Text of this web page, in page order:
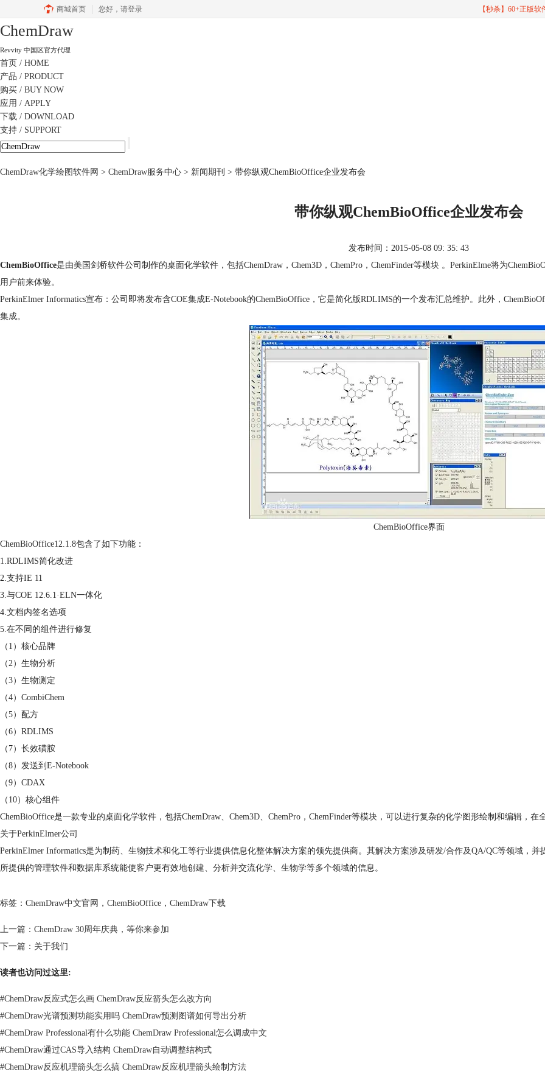
商城首页 您好， 请登录 【秒杀】60+正版
ChemDraw
Revvity 中国区官方代理
首页 / HOME
产品 / PRODUCT
购买 / BUY NOW
应用 / APPLY
下载 / DOWNLOAD
支持 / SUPPORT
ChemDraw化学绘图软件网 > ChemDraw服务中心 > 新闻期刊 > 带你纵观ChemBioOffice企业发布会
带你纵观ChemBioOffice企业发布会
发布时间：2015-05-08 09: 35: 43
ChemBioOffice是由美国剑桥软件公司制作的桌面化学软件，包括ChemDraw，Chem3D，ChemPro，ChemFinder等模块 。PerkinElme将为
用户前来体验。
PerkinElmer Informatics宣布：公司即将发布含COE集成E-Notebook的ChemBioOffice，它是简化版RDLIMS的一个发布汇总维护。此外，
集成。
ChemBioOffice界面
ChemBioOffice12.1.8包含了如下功能：
1.RDLIMS简化改进
2.支持IE 11
3.与COE 12.6.1·ELN一体化
4.文档内签名选项
5.在不同的组件进行修复
（1）核心品牌
（2）生物分析
（3）生物测定
（4）CombiChem
（5）配方
（6）RDLIMS
（7）长效磺胺
（8）发送到E-Notebook
（9）CDAX
（10）核心组件
ChemBioOffice是一款专业的桌面化学软件，包括ChemDraw、Chem3D、ChemPro，ChemFinder等模块，可以进行复杂的化学图形绘制和编辑，在
关于PerkinElmer公司
PerkinElmer Informatics是为制药、生物技术和化工等行业提供信息化整体解决方案的领先提供商。其解决方案涉及研发/合作及QA/QC等领域，
所提供的管理软件和数据库系统能使客户更有效地创建、分析并交流化学、生物学等多个领域的信息。
标签： ChemDraw中文官网 ， ChemBioOffice ， ChemDraw下载
上一篇： ChemDraw 30周年庆典，等你来参加
下一篇： 关于我们
读者也访问过这里:
#ChemDraw反应式怎么画 ChemDraw反应箭头怎么改方向
#ChemDraw光谱预测功能实用吗 ChemDraw预测图谱如何导出分析
#ChemDraw Professional有什么功能 ChemDraw Professional怎么调成中文
#ChemDraw通过CAS导入结构 ChemDraw自动调整结构式
#ChemDraw反应机理箭头怎么搞 ChemDraw反应机理箭头绘制方法